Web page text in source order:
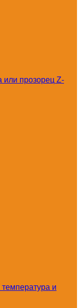
или прозорец Z-
и